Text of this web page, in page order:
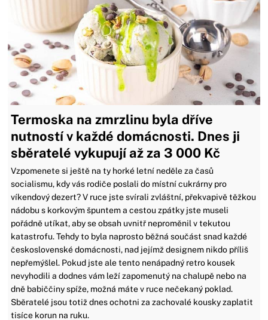
Termoska na zmrzlinu byla dříve
nutností v každé domácnosti. Dnes ji
sběratelé vykupují až za 3 000 Kč
Vzpomenete si ještě na ty horké letní neděle za časů
socialismu, kdy vás rodiče poslali do místní cukrárny pro
víkendový dezert? V ruce jste svírali zvláštní, překvapivě těžkou
nádobu s korkovým špuntem a cestou zpátky jste museli
pořádně utíkat, aby se obsah uvnitř neproměnil v tekutou
katastrofu. Tehdy to byla naprosto běžná součást snad každé
československé domácnosti, nad jejímž designem nikdo příliš
nepřemýšlel. Pokud jste ale tento nenápadný retro kousek
nevyhodili a dodnes vám leží zapomenutý na chalupě nebo na
dně babiččiny spíže, možná máte v ruce nečekaný poklad.
Sběratelé jsou totiž dnes ochotni za zachovalé kousky zaplatit
tisíce korun na ruku.